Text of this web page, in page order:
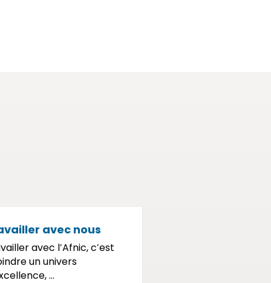
avec nous
avec l’Afnic, c’est
un univers
...